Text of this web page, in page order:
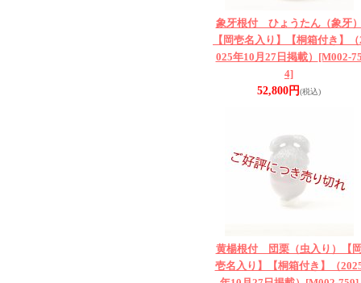
象牙根付 ひょうたん（象牙
【岡壱名入り】【桐箱付き】
025年10月27日掲載） [M002-
4]
52,800円(税込)
黄楊根付 団栗（虫入り）【
壱名入り】【桐箱付き】（